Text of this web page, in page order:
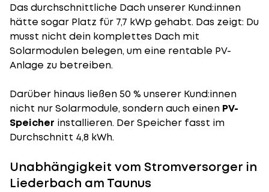
Das durchschnittliche Dach unserer Kund:innen
hätte sogar Platz für 7,7 kWp gehabt. Das zeigt: Du
musst nicht dein komplettes Dach mit
Solarmodulen belegen, um eine rentable PV-
Anlage zu betreiben.
Darüber hinaus ließen 50 % unserer Kund:innen
nicht nur Solarmodule, sondern auch einen PV-
Speicher installieren. Der Speicher fasst im
Durchschnitt 4,8 kWh.
Unabhängigkeit vom Stromversorger in
Liederbach am Taunus